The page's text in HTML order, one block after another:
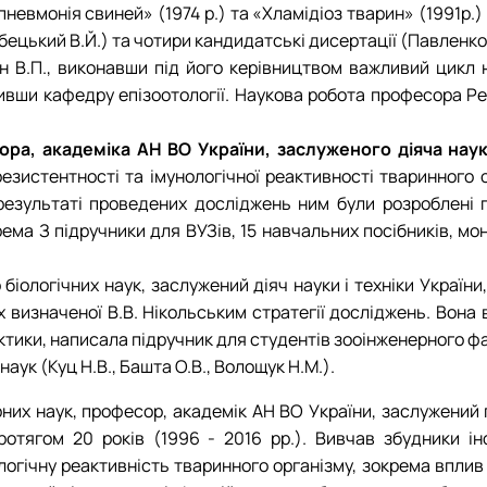
свиней» (1974 р.) та «Хламідіоз тварин»
В.Й.) та чотири кандидатські дисертації
виконавши під його керівництвом важливий цикл
кафедру епізоотології. Наукова робота професора
академіка АН ВО України, заслуженого діяча
та імунологічної реактивності тваринного
проведених досліджень ним були
З підручники для ВУЗів, 15 навчальних посібників,
наук, заслужений діяч науки і техніки
В.В. Нікольським стратегії досліджень. Вона
написала підручник для студентів зооінженерного
наук (Куц Н.В., Башта О.В., Волощук Н.М.).
наук, професор, академік АН ВО України, заслужений
20 років (1996 - 2016 рр.). Вивчав збудники
реактивність тваринного організму, зокрема